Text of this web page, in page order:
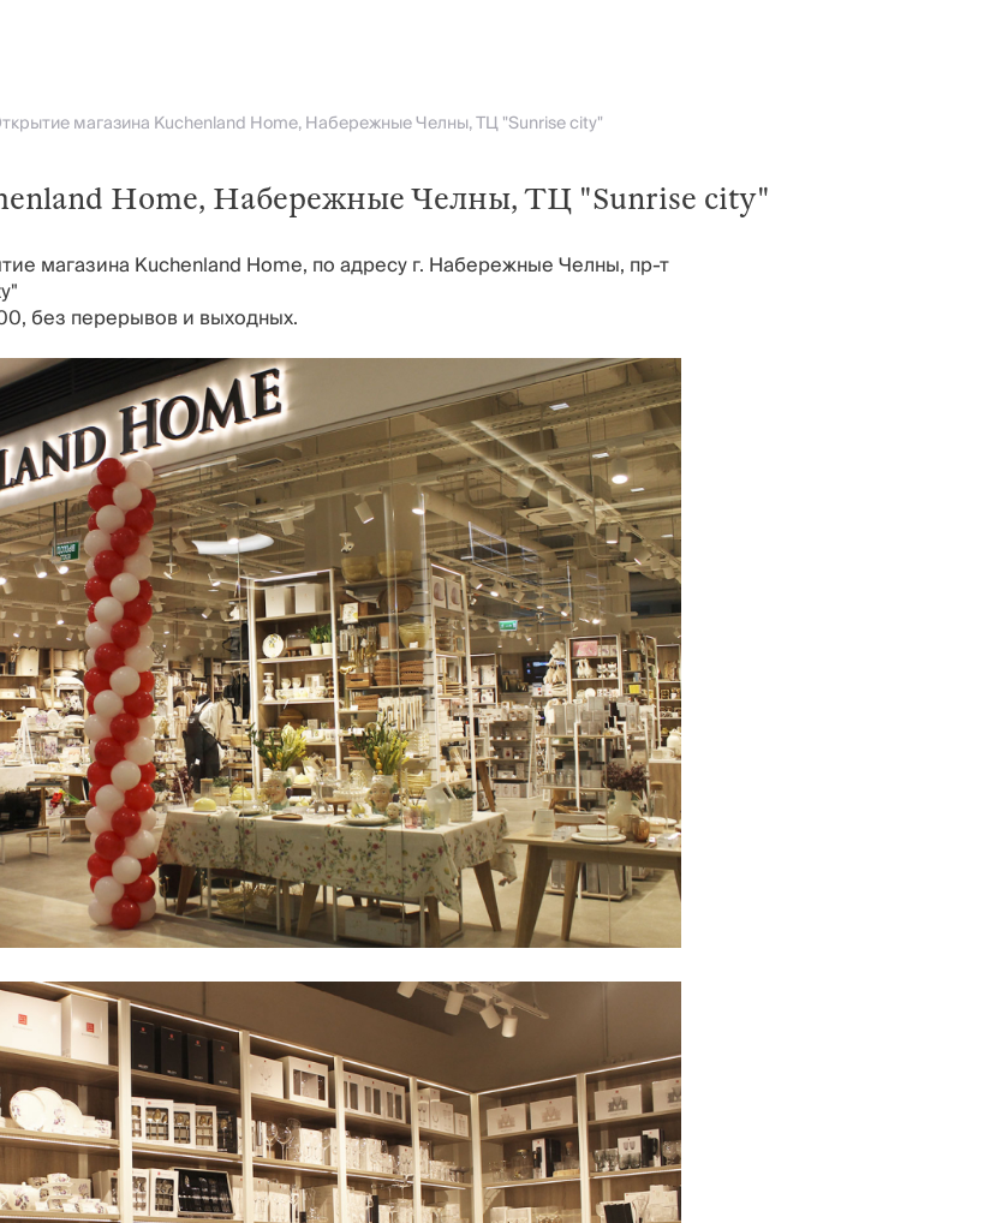
Открытие магазина Kuchenland Home, Набережные Челны, ТЦ "Sunrise сity"
Home, Набережные Челны, ТЦ "Sunrise сity"
магазина Kuchenland Home, по адресу г. Набережные Челны, пр-т
без перерывов и выходных.